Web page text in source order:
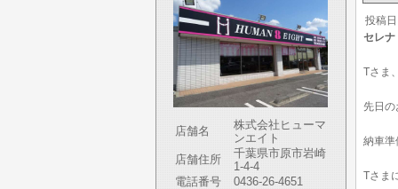
店舗名
株式会社ヒューマ
ンエイト
店舗住所
千葉県市原市岩崎
1-4-4
電話番号
0436-26-4651
投稿日
セレナ
Tさま
先日
納車準
Tさま